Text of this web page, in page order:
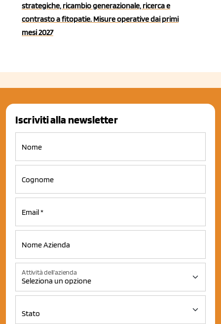
strategiche, ricambio generazionale, ricerca e
contrasto a fitopatie. Misure operative dai primi
mesi 2027
Iscriviti alla newsletter
Attività dell'azienda